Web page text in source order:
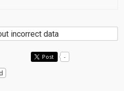
incorrect data
Post -